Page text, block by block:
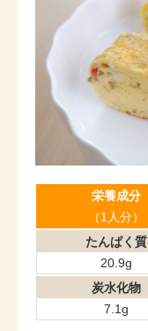
栄養成分
（1人分）
たんぱく質
20.9g
炭水化物
7.1g